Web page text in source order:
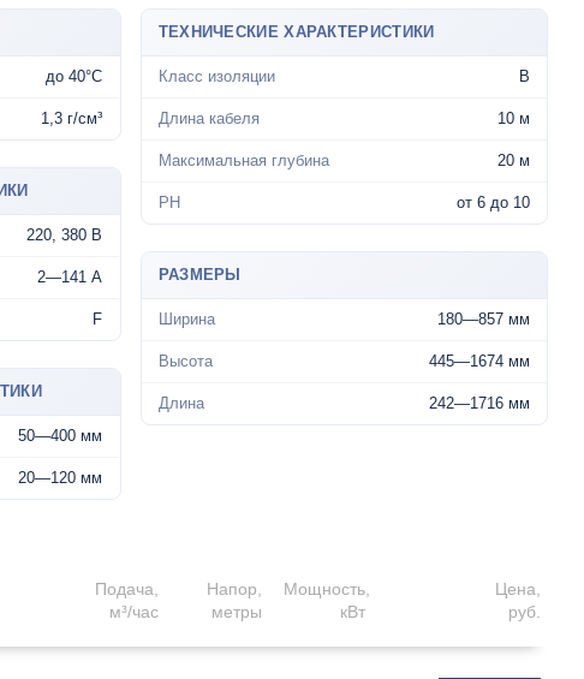
до 40°C
1,3 г/см³
220, 380 В
2—141 А
F
50—400 мм
20—120 мм
ТЕХНИЧЕСКИЕ ХАРАКТЕРИСТИКИ
Класс изоляции B
Длина кабеля 10 м
Максимальная глубина 20 м
РН от 6 до 10
РАЗМЕРЫ
Ширина 180—857 мм
Высота 445—1674 мм
Длина 242—1716 мм
Подача,
м³/час
Напор,
метры
Мощность,
кВт
Цена,
руб.